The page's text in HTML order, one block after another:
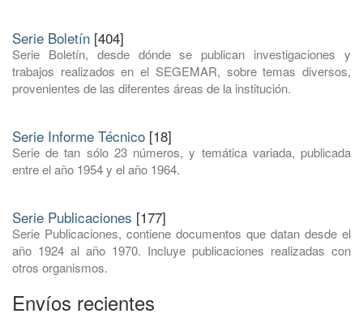
Serie Boletín [404]
Serie Boletín, desde dónde se publican investigaciones y
trabajos realizados en el SEGEMAR, sobre temas diversos,
provenientes de las diferentes áreas de la institución.
Serie Informe Técnico [18]
Serie de tan sólo 23 números, y temática variada, publicada
entre el año 1954 y el año 1964.
Serie Publicaciones [177]
Serie Publicaciones, contiene documentos que datan desde el
año 1924 al año 1970. Incluye publicaciones realizadas con
otros organismos.
Envíos recientes